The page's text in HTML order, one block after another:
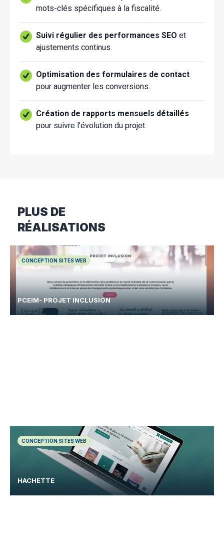
mots-clés spécifiques à la fiscalité.
Suivi régulier des performances SEO et
ajustements continus.
Optimisation des formulaires de contact
pour augmenter les conversions.
Création de rapports mensuels détaillés
pour suivre l’évolution du projet.
PLUS DE
RÉALISATIONS
CONCEPTION SITES WEB
PCEIM- PROJET INCLUSION
CONCEPTION SITES WEB
HACHETTE